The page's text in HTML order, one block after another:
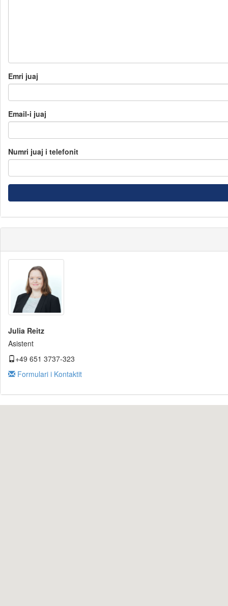
Emri juaj
Email-i juaj
Numri juaj i telefonit
Julia Reitz
Asistent
+49 651 3737-323
Formulari i Kontaktit